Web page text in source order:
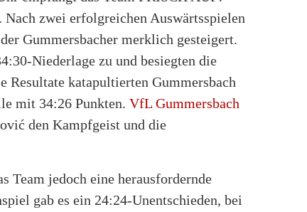
zwei erfolgreichen Auswärtsspielen
Gummersbacher merklich gesteigert.
Niederlage zu und besiegten die
Resultate katapultierten Gummersbach
mit 34:26 Punkten. VfL Gummersbach
den Kampfgeist und die
Team jedoch eine herausfordernde
gab es ein 24:24-Unentschieden, bei